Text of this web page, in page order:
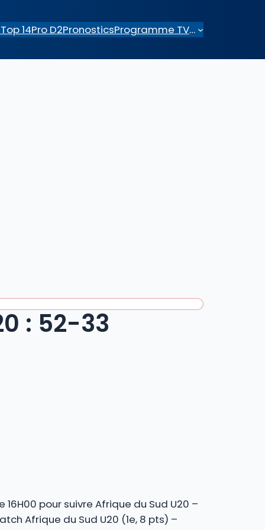
Top 14Pro D2PronosticsProgramme TV…
: 52-33
pour suivre Afrique du Sud U20 –
Afrique du Sud U20 (1e, 8 pts) –